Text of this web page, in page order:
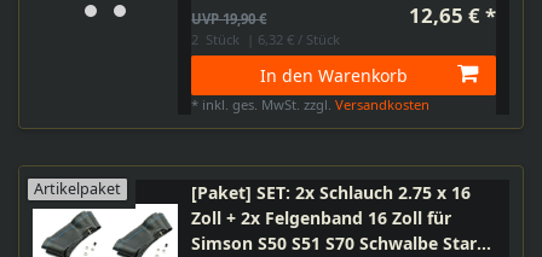
UVP 19,90 € 12,65 € *
2 Stück | 6,32 € / Stück
In den Warenkorb
* inkl. ges. MwSt. zzgl.Versandkosten
Artikelpaket
[Paket] SET: 2x Schlauch 2.75 x 16
Zoll + 2x Felgenband 16 Zoll für
Simson S50 S51 S70 Schwalbe Star